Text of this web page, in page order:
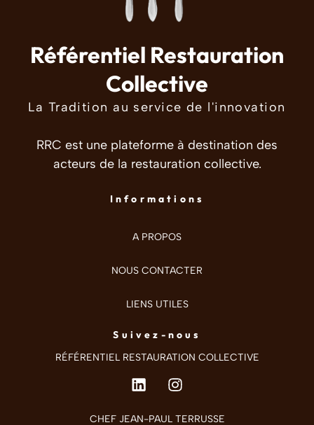
Référentiel Restauration
Collective
La Tradition au service de l'innovation
RRC est une plateforme à destination des
acteurs de la restauration collective.
Informations
A PROPOS
NOUS CONTACTER
LIENS UTILES
Suivez-nous
RÉFÉRENTIEL RESTAURATION COLLECTIVE
CHEF JEAN-PAUL TERRUSSE